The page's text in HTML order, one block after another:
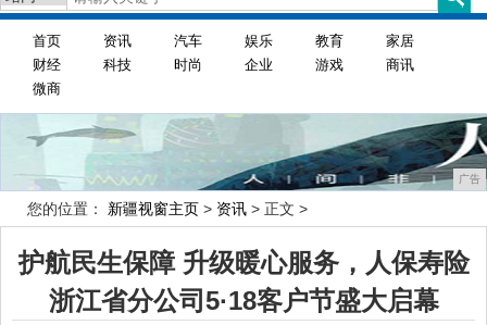
首页 资讯 汽车 娱乐 教育
家居
财经
科技 时尚 企业 游戏
商讯
微商
广告
您的位置： 新疆视窗主页 > 资讯 > 正文 >
护航民生保障 升级暖心服务，人保寿险
浙江省分公司5·18客户节盛大启幕